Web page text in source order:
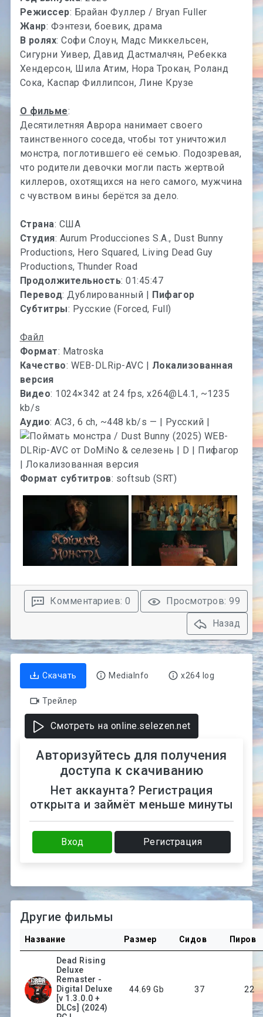
Режиссер: Брайан Фуллер / Bryan Fuller
Жанр: Фэнтези, боевик, драма
В ролях: Софи Слоун, Мадс Миккельсен,
Сигурни Уивер, Давид Дастмалчян, Ребекка
Хендерсон, Шила Атим, Нора Трокан, Роланд
Сока, Каспар Филлипсон, Лине Крузе
О фильме:
Десятилетняя Аврора нанимает своего
таинственного соседа, чтобы тот уничтожил
монстра, поглотившего её семью. Подозревая,
что родители девочки могли пасть жертвой
киллеров, охотящихся на него самого, мужчина
с чувством вины берётся за дело.
Страна: США
Студия: Aurum Producciones S.A., Dust Bunny
Productions, Hero Squared, Living Dead Guy
Productions, Thunder Road
Продолжительность: 01:45:47
Перевод: Дублированный | Пифагор
Субтитры: Русские (Forced, Full)
Файл
Формат: Matroska
Качество: WEB-DLRip-AVC | Локализованная
версия
Видео: 1024×342 at 24 fps,x264@L4.1, ~1235
kb/s
Аудио: AC3, 6 ch, ~448 kb/s — | Русский |
Формат субтитров: softsub (SRT)
Комментариев: 0
Просмотров: 99
Назад
Скачать MediaInfo x264 log
Трейлер
Смотреть на online.selezen.net
Авторизуйтесь для получения
доступа к скачиванию
Нет аккаунта? Регистрация
открыта и займёт меньше минуты
Вход Регистрация
Другие фильмы
Название Размер Сидов Пиров
Dead Rising
Deluxe
Remaster -
Digital Deluxe
[v 1.3.0.0 +
DLCs] (2024)
44.69 Gb 37 22